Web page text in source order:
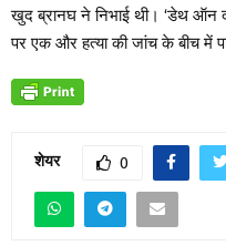
खुद ब्रानघ ने निभाई थी। ‘डेथ ऑन
पर एक और हत्या की जांच के बीच में
शेयर 0